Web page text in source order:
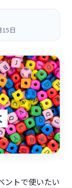
15日
ントで使いたい